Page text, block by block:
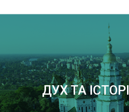
ДУХ ТА